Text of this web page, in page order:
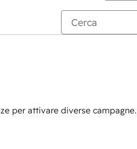
per attivare diverse campagne.